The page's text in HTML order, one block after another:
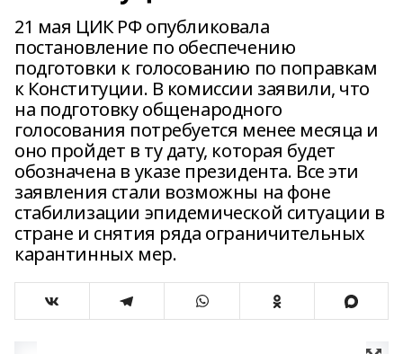
21 мая ЦИК РФ опубликовала
постановление по обеспечению
подготовки к голосованию по поправкам
к Конституции. В комиссии заявили, что
на подготовку общенародного
голосования потребуется менее месяца и
оно пройдет в ту дату, которая будет
обозначена в указе президента. Все эти
заявления стали возможны на фоне
стабилизации эпидемической ситуации в
стране и снятия ряда ограничительных
карантинных мер.